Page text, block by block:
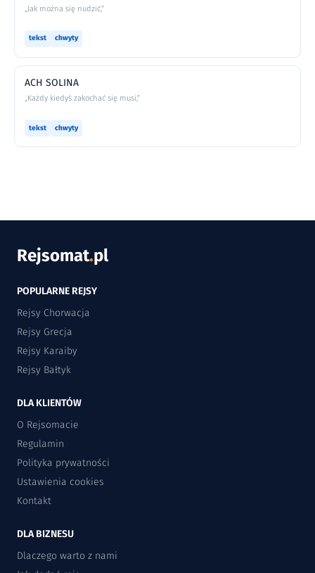
„Jak można się nudzić,”
tekst chwyty
ACH SOLINA
„Każdy kiedyś zakochać się musi,”
tekst chwyty
Rejsomat.pl
POPULARNE REJSY
Rejsy Chorwacja
Rejsy Grecja
Rejsy Karaiby
Rejsy Bałtyk
DLA KLIENTÓW
O Rejsomacie
Regulamin
Polityka prywatności
Ustawienia cookies
Kontakt
DLA BIZNESU
Dlaczego warto z nami